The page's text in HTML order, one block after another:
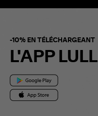
-10% EN TÉLÉCHARGEANT
L'APP LULLI